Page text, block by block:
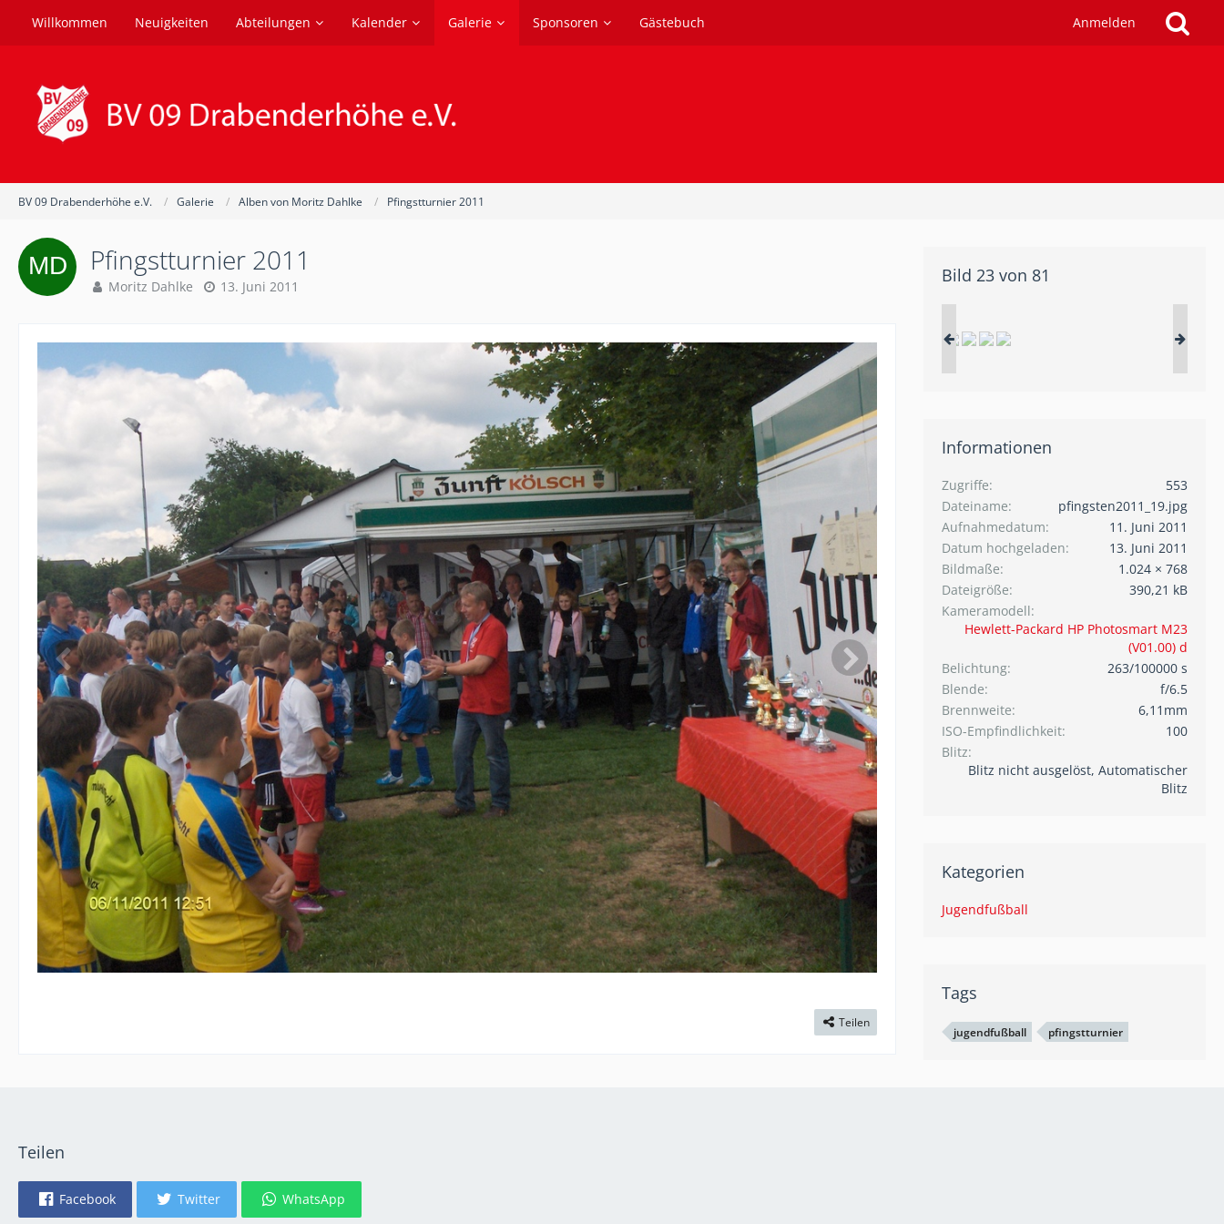
Willkommen Neuigkeiten Abteilungen Kalender Galerie Sponsoren Gästebuch Anmelden
BV 09 Drabenderhöhe e.V. Galerie Alben von Moritz Dahlke Pfingstturnier 2011
Pfingstturnier 2011
Moritz Dahlke 13. Juni 2011
Teilen
Bild 23 von 81
Informationen
Zugriffe
553
Dateiname
pfingsten2011_19.jpg
Aufnahmedatum
11. Juni 2011
Datum hochgeladen
13. Juni 2011
Bildmaße
1.024 × 768
Dateigröße
390,21 kB
Kameramodell
Hewlett-Packard HP Photosmart M23
(V01.00) d
Belichtung
263/100000 s
Blende
f/6.5
Brennweite
6,11mm
ISO-Empfindlichkeit
100
Blitz
Blitz nicht ausgelöst, Automatischer
Blitz
Kategorien
Jugendfußball
Tags
jugendfußball pfingstturnier
Teilen
Facebook Twitter WhatsApp